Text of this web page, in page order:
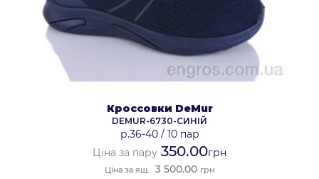
Кроссовки DeMur
DEMUR-6730-СИНІЙ
р.36-40/ 10 пар
Ціна за пару 350.00грн
Ціна за ящ. 3 500.00 грн